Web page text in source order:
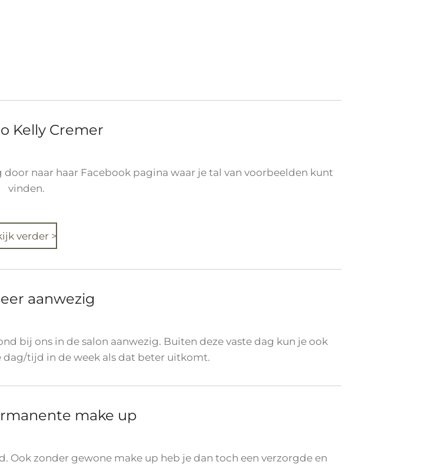
Kelly Cremer
naar haar Facebook pagina waar je tal van voorbeelden kunt
vinden.
verder >
aanwezig
bij ons in de salon aanwezig. Buiten deze vaste dag kun je ook
dag/tijd in de week als dat beter uitkomt.
make up
Ook zonder gewone make up heb je dan toch een verzorgde en